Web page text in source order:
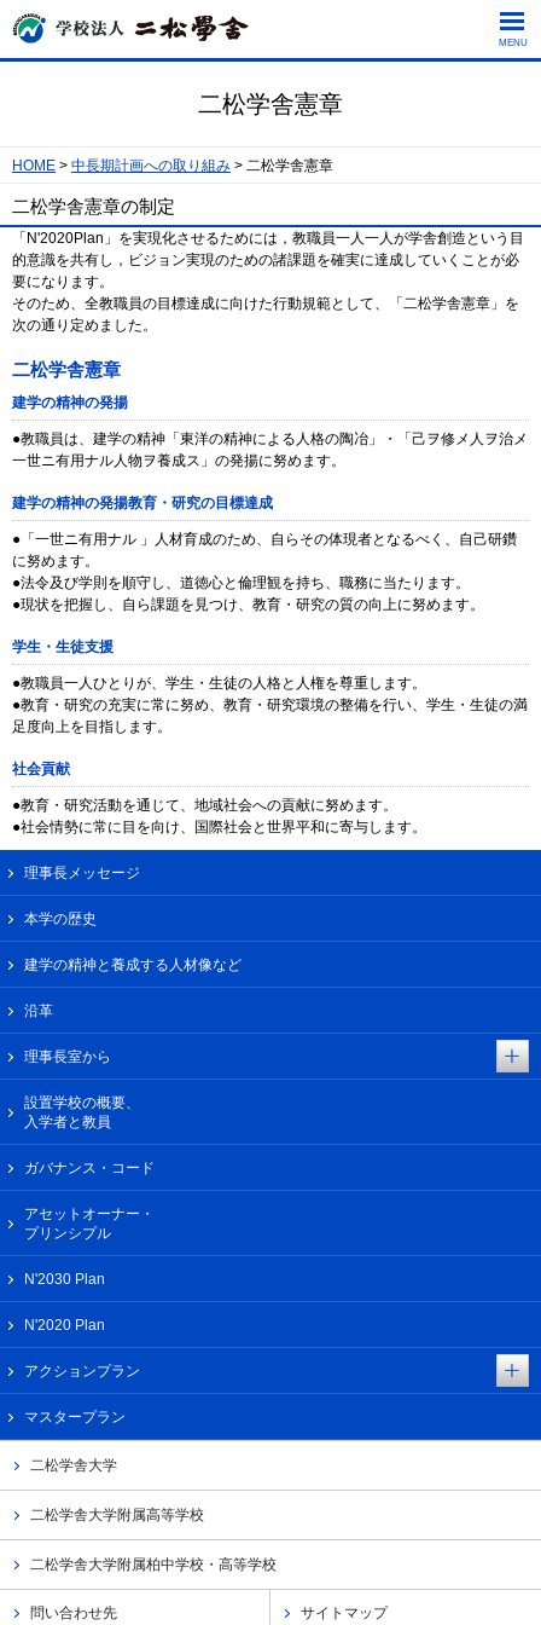
MENU
二松学舎憲章
HOME 中長期計画への取り組み 二松学舎憲章
二松学舎憲章の制定
「N'2020Plan」を実現化させるためには，教職員一人一人が学舎創造という目
的意識を共有し，ビジョン実現のための諸課題を確実に達成していくことが必
要になります。
そのため、全教職員の目標達成に向けた行動規範として、「二松学舎憲章」を
次の通り定めました。
二松学舎憲章
建学の精神の発揚
●教職員は、建学の精神「東洋の精神による人格の陶冶」・「己ヲ修メ人ヲ治メ
一世ニ有用ナル人物ヲ養成ス」の発揚に努めます。
建学の精神の発揚教育・研究の目標達成
●「一世ニ有用ナル 」人材育成のため、自らその体現者となるべく、自己研鑽
に努めます。
●法令及び学則を順守し、道徳心と倫理観を持ち、職務に当たります。
●現状を把握し、自ら課題を見つけ、教育・研究の質の向上に努めます。
学生・生徒支援
●教職員一人ひとりが、学生・生徒の人格と人権を尊重します。
●教育・研究の充実に常に努め、教育・研究環境の整備を行い、学生・生徒の満
足度向上を目指します。
社会貢献
●教育・研究活動を通じて、地域社会への貢献に努めます。
●社会情勢に常に目を向け、国際社会と世界平和に寄与します。
理事長メッセージ
本学の歴史
建学の精神と養成する人材像など
沿革
理事長室から
設置学校の概要、
入学者と教員
ガバナンス・コード
アセットオーナー・
プリンシプル
N'2030 Plan
N'2020 Plan
アクションプラン
マスタープラン
二松学舎大学
二松学舎大学附属高等学校
二松学舎大学附属柏中学校・高等学校
問い合わせ先 サイトマップ